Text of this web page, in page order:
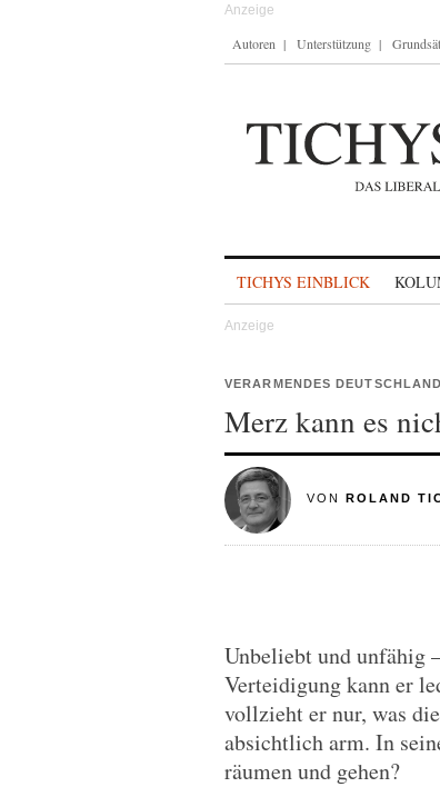
Autoren Unterstützung
TICHYS EINBLICK
VERARMENDES DEUTSCHLAND
Merz kann es
VON ROLAND
Unbeliebt und unfähig
Verteidigung kann er
vollzieht er nur, was
absichtlich arm. In
räumen und gehen?